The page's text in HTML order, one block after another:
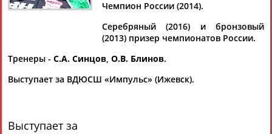
Тамилла
АБАСОВА
Рамазан
АБАЧАРАЕВ
Ростом
АБАШИДЗЕ
БУЛАТОВА
Чемпион России (2014).
Серебряный (2016) и бронзовый
(2013) призер чемпионатов России.
Тренеры - С.А. Синцов, О.В. Блинов.
Выступает за ВДЮСШ «Импульс» (Ижевск).
Выступает за